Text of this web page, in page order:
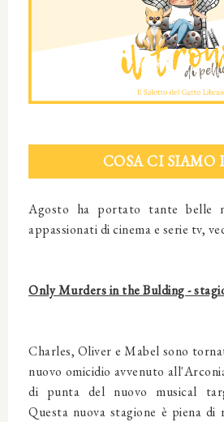
COSA CI SIAMO
Agosto ha portato tante
appassionati di cinema e serie tv,
Only Murders in the Bulding -
Charles, Oliver e Mabel sono
nuovo omicidio avvenuto
di punta del nuovo musical
Questa nuova stagione è piena di